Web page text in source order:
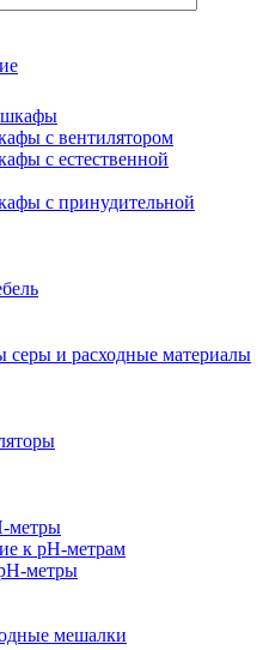
с вентилятором
с естественной
с принудительной
серы и расходные материалы
метры
к pH-метрам
метры
мешалки